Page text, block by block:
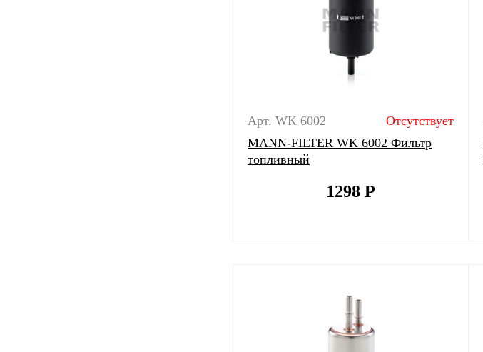
Арт. WK 6002
Отсутствует
MANN-FILTER WK 6002 Фильтр
топливный
1298 Р